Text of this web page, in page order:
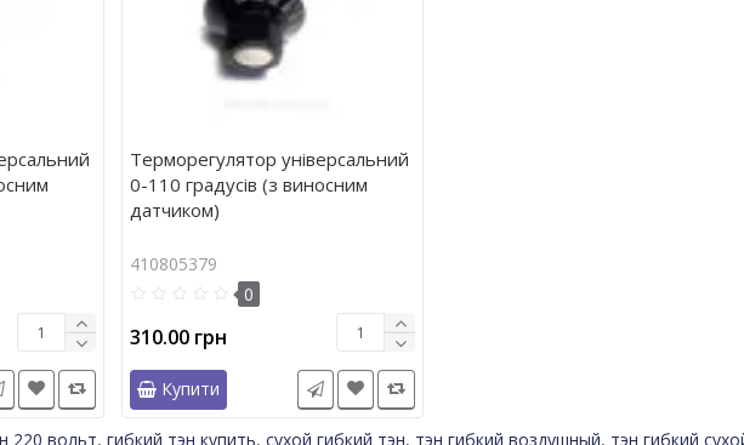
Терморегулятор універсальний
0-110 градусів (з виносним
датчиком)
410805379
0
310.00 грн
Купити
220 вольт, гибкий тэн купить, сухой гибкий тэн, тэн гибкий воздушный, тэн гибкий